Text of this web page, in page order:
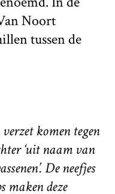
Noort
tussen de
komen tegen
‘uit naam van
De neefjes
maken deze